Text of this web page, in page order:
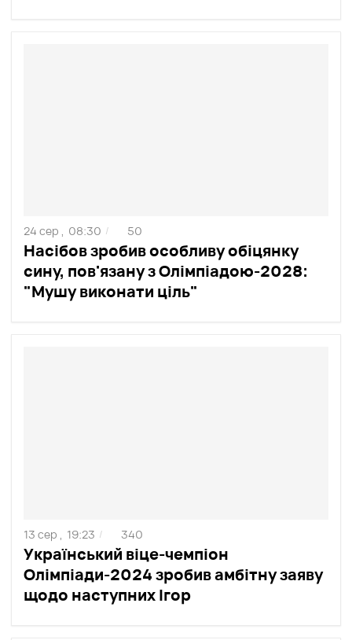
Насібов зробив особливу обіцянку
сину, пов'язану з Олімпіадою-2028:
"Мушу виконати ціль"
24 сер , 08:30 / 50
Український віце-чемпіон
Олімпіади-2024 зробив амбітну заяву
щодо наступних Ігор
13 сер , 19:23 / 340